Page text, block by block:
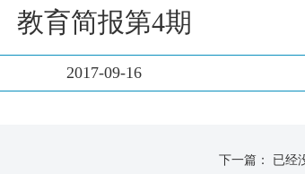
教育简报第4期
2017-09-16
下一篇： 已经